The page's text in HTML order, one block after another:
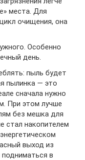
места. Для
очищения, она
Особенно
день.
пыль будет
пылинка — это
сначала нужно
При этом лучше
без мешка для
стал накопителем
выход из
в